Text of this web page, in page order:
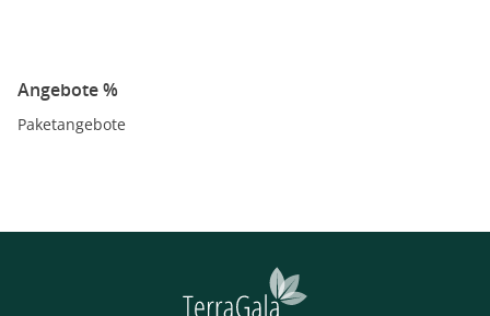
Angebote %
Paketangebote